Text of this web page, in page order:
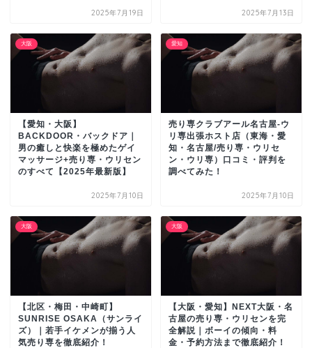
2025年7月19日 2025年7月13日
大阪
【愛知・大阪】
BACKDOOR・バックドア｜
男の癒しと快楽を極めたゲイ
マッサージ+売り専・ウリセン
のすべて【2025年最新版】
2025年7月10日
愛知
売り専クラブアール名古屋‐ウ
リ専出張ホスト店（東海・愛
知・名古屋/売り専・ウリセ
ン・ウリ専）口コミ・評判を
調べてみた！
2025年7月10日
大阪
【北区・梅田・中崎町】
SUNRISE OSAKA（サンライ
ズ）｜若手イケメンが揃う人
気売り専を徹底紹介！
大阪
【大阪・愛知】NEXT大阪・名
古屋の売り専・ウリセンを完
全解説｜ボーイの傾向・料
金・予約方法まで徹底紹介！